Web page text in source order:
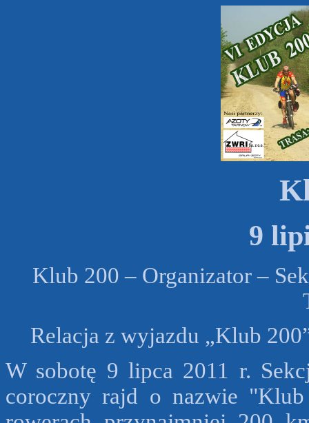
9
Klub 200 – Organizator –
Relacja z wyjazdu „Klub
W sobotę 9 lipca 2011 r.
coroczny rajd o nazwie